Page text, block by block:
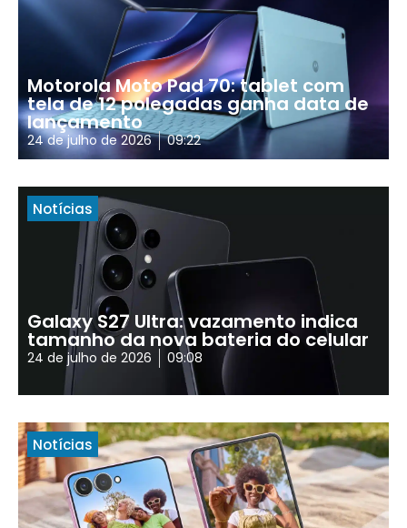
Motorola Moto Pad 70: tablet com
tela de 12 polegadas ganha data de
lançamento
24 de julho de 2026 09:22
Notícias
Galaxy S27 Ultra: vazamento indica
tamanho da nova bateria do celular
24 de julho de 2026 09:08
Notícias